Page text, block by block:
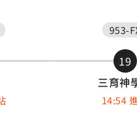
953-
19
三育神
14:54